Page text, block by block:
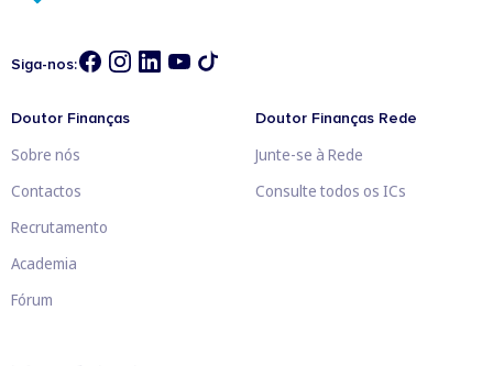
Siga-nos:
Doutor Finanças
Sobre nós
Contactos
Recrutamento
Academia
Fórum
Doutor Finanças Rede
Junte-se à Rede
Consulte todos os ICs